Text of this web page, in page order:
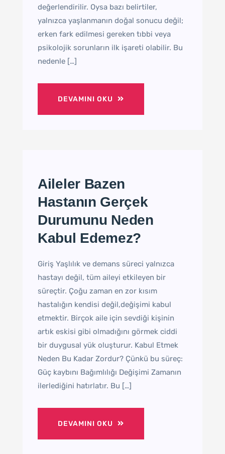
değerlendirilir. Oysa bazı belirtiler,
yalnızca yaşlanmanın doğal sonucu değil;
erken fark edilmesi gereken tıbbi veya
psikolojik sorunların ilk işareti olabilir. Bu
nedenle […]
DEVAMINI OKU
Aileler Bazen
Hastanın Gerçek
Durumunu Neden
Kabul Edemez?
Giriş Yaşlılık ve demans süreci yalnızca
hastayı değil, tüm aileyi etkileyen bir
süreçtir. Çoğu zaman en zor kısım
hastalığın kendisi değil,değişimi kabul
etmektir. Birçok aile için sevdiği kişinin
artık eskisi gibi olmadığını görmek ciddi
bir duygusal yük oluşturur. Kabul Etmek
Neden Bu Kadar Zordur? Çünkü bu süreç:
Güç kaybını Bağımlılığı Değişimi Zamanın
ilerlediğini hatırlatır. Bu […]
DEVAMINI OKU